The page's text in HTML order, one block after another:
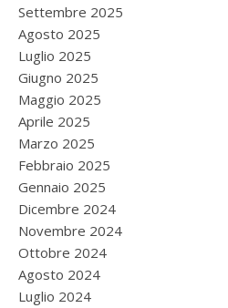
Settembre 2025
Agosto 2025
Luglio 2025
Giugno 2025
Maggio 2025
Aprile 2025
Marzo 2025
Febbraio 2025
Gennaio 2025
Dicembre 2024
Novembre 2024
Ottobre 2024
Agosto 2024
Luglio 2024